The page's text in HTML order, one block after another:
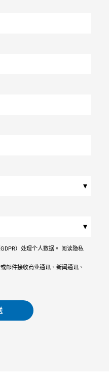
▾
▾
）处理个人数据。 阅读隐私
邮件接收商业通讯、新闻通讯、